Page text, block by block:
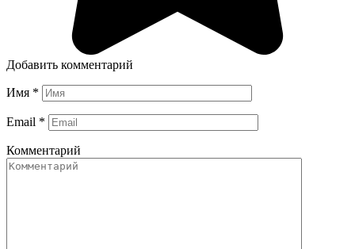
Добавить комментарий
Имя *
Email *
Комментарий